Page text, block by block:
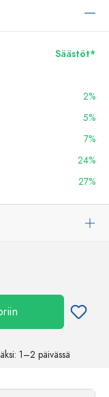
Säästöt*
2%
5%
7%
24%
27%
: 1–2 päivässä